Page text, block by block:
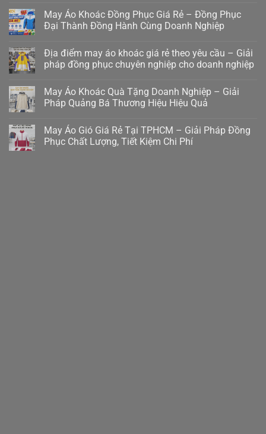
May Áo Khoác Đồng Phục Giá Rẻ – Đồng Phục
Đại Thành Đồng Hành Cùng Doanh Nghiệp
Địa điểm may áo khoác giá rẻ theo yêu cầu – Giải
pháp đồng phục chuyên nghiệp cho doanh nghiệp
May Áo Khoác Quà Tặng Doanh Nghiệp – Giải
Pháp Quảng Bá Thương Hiệu Hiệu Quả
May Áo Gió Giá Rẻ Tại TPHCM – Giải Pháp Đồng
Phục Chất Lượng, Tiết Kiệm Chi Phí